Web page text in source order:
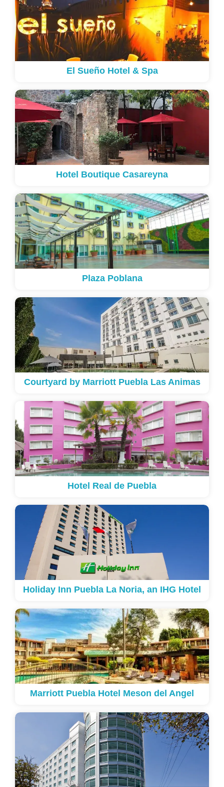
El Sueño Hotel & Spa
Hotel Boutique Casareyna
Plaza Poblana
Courtyard by Marriott Puebla Las Animas
Hotel Real de Puebla
Holiday Inn Puebla La Noria, an IHG Hotel
Marriott Puebla Hotel Meson del Angel